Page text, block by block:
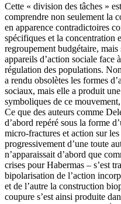
Cette « division des tâches »
comprendre non seulement la
en apparence contradictoires
spécifiques et la concentration
regroupement budgétaire,
appareils d’action sociale
régulation des populations.
a rendu obsolètes les formes
sociaux, mais elle a produit
symboliques de ce
Ce que des auteurs comme
d’abord repéré sous la forme
micro-fractures et action sur
progressivement d’une toute
n’apparaissait d’abord que
crises pour Habermas – s’est
bipolarisation de l’action
et de l’autre la construction
coupure s’est ainsi produite